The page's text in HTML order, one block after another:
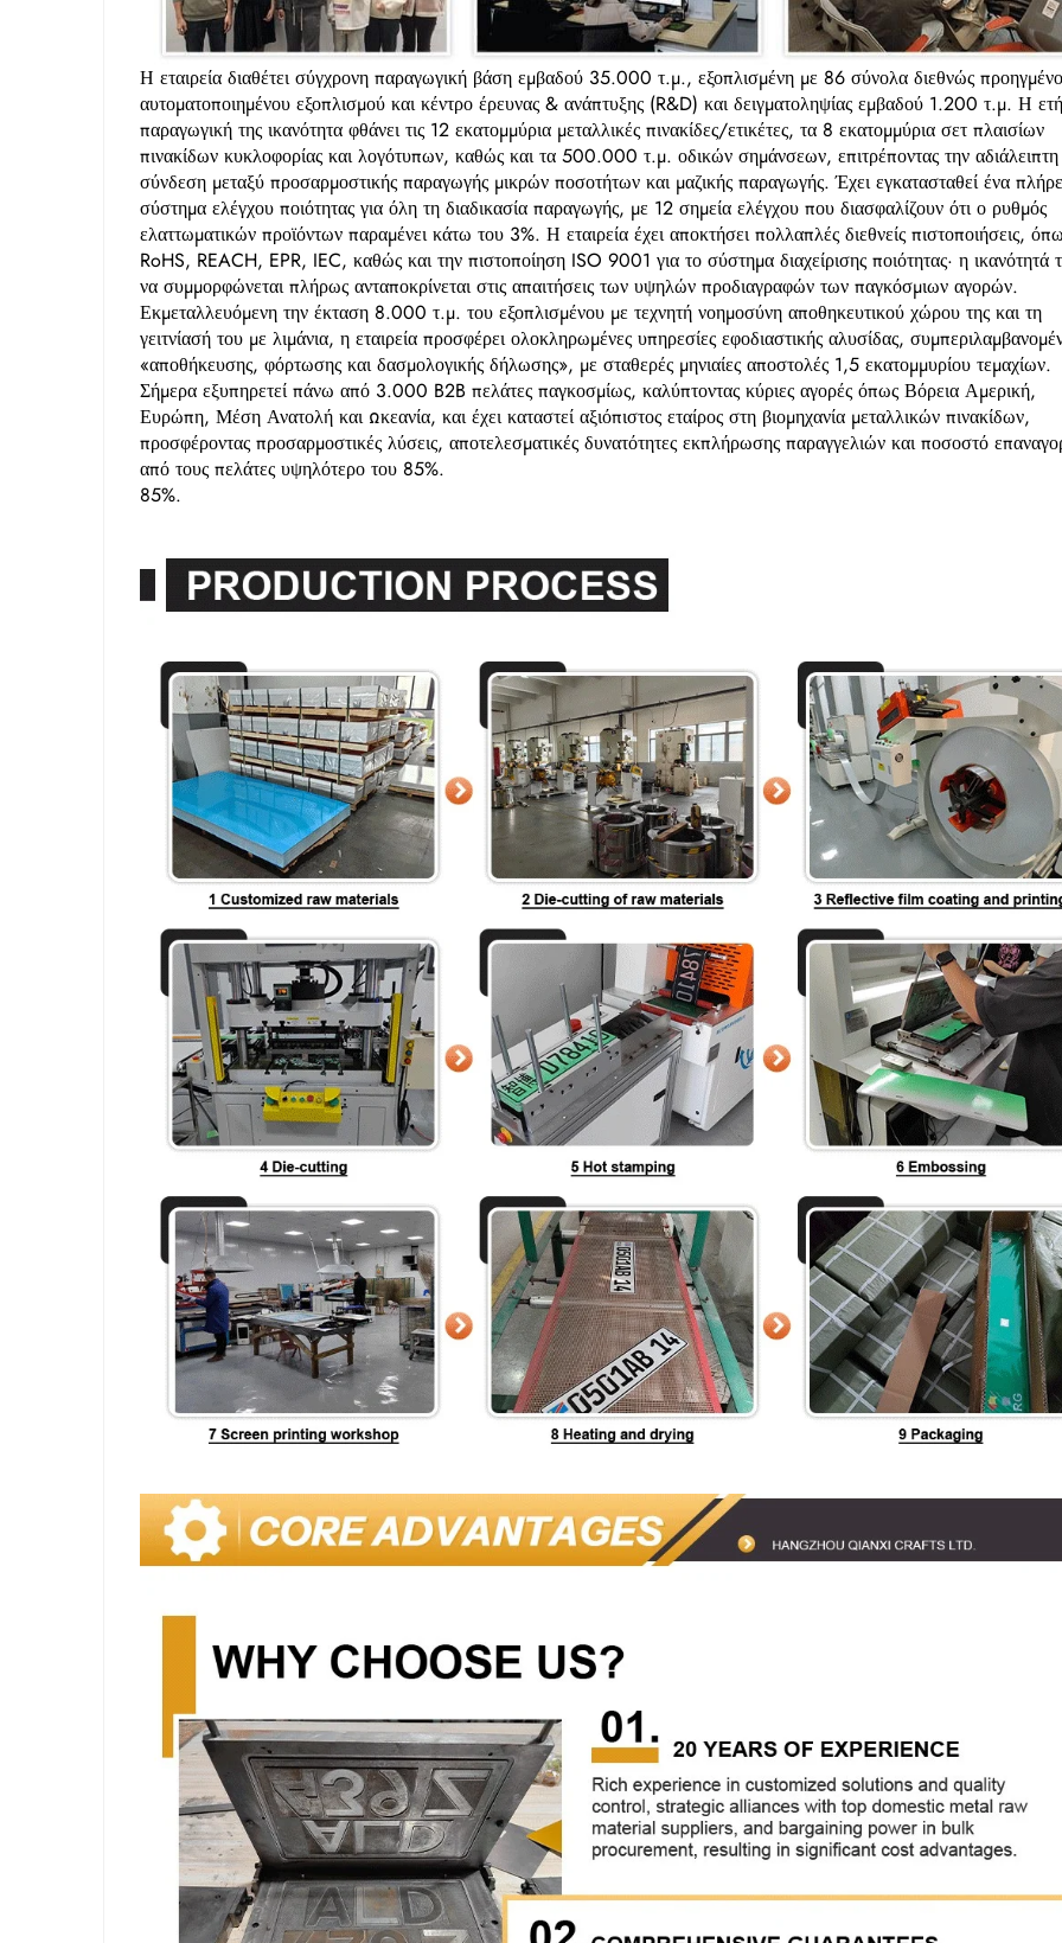
Η εταιρεία διαθέτει σύγχρονη παραγωγική βάση εμβαδού 35.000 τ.μ., εξοπλισμένη με 86 σύνολα διεθνώς
αυτοματοποιημένου εξοπλισμού και κέντρο έρευνας & ανάπτυξης (R&D) και δειγματοληψίας εμβαδού 1.200 τ.μ. Η
παραγωγική της ικανότητα φθάνει τις 12 εκατομμύρια μεταλλικές πινακίδες/ετικέτες, τα 8 εκατομμύρια σετ πλαισίων
πινακίδων κυκλοφορίας και λογότυπων, καθώς και τα 500.000 τ.μ. οδικών σημάνσεων, επιτρέποντας την αδιάλειπτη
σύνδεση μεταξύ προσαρμοστικής παραγωγής μικρών ποσοτήτων και μαζικής παραγωγής. Έχει εγκατασταθεί ένα
σύστημα ελέγχου ποιότητας για όλη τη διαδικασία παραγωγής, με 12 σημεία ελέγχου που διασφαλίζουν ότι ο ρυθμός
ελαττωματικών προϊόντων παραμένει κάτω του 3%. Η εταιρεία έχει αποκτήσει πολλαπλές διεθνείς πιστοποιήσεις,
RoHS, REACH, EPR, IEC, καθώς και την πιστοποίηση ISO 9001 για το σύστημα διαχείρισης ποιότητας· η ικανότητά
να συμμορφώνεται πλήρως ανταποκρίνεται στις απαιτήσεις των υψηλών προδιαγραφών των παγκόσμιων αγορών.
Εκμεταλλευόμενη την έκταση 8.000 τ.μ. του εξοπλισμένου με τεχνητή νοημοσύνη αποθηκευτικού χώρου της και τη
γειτνίασή του με λιμάνια, η εταιρεία προσφέρει ολοκληρωμένες υπηρεσίες εφοδιαστικής αλυσίδας,
«αποθήκευσης, φόρτωσης και δασμολογικής δήλωσης», με σταθερές μηνιαίες αποστολές 1,5 εκατομμυρίου τεμαχίων.
Σήμερα εξυπηρετεί πάνω από 3.000 B2B πελάτες παγκοσμίως, καλύπτοντας κύριες αγορές όπως Βόρεια Αμερική,
Ευρώπη, Μέση Ανατολή και Ωκεανία, και έχει καταστεί αξιόπιστος εταίρος στη βιομηχανία μεταλλικών πινακίδων,
προσφέροντας προσαρμοστικές λύσεις, αποτελεσματικές δυνατότητες εκπλήρωσης παραγγελιών και ποσοστό
από τους πελάτες υψηλότερο του 85%.
85%.